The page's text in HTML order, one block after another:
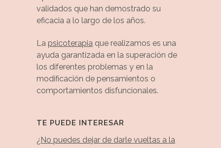
validados que han demostrado su
eficacia a lo largo de los años.
La psicoterapia que realizamos es una
ayuda garantizada en la superación de
los diferentes problemas y en la
modificación de pensamientos o
comportamientos disfuncionales.
TE PUEDE INTERESAR
¿No puedes dejar de darle vueltas a la